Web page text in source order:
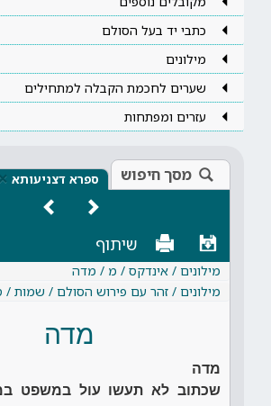
כתבי יד בעל הסולם
מילונים
שערים לחכמת הקבלה למתחילים
עזרים ומפתחות
מסך חיפוש ספרא דצניעותא
שיתוף
מילונים / אינדקס / מ / מדה
מילונים / זהר עם פירוש הסולם / שמות /
מדה
מדה
שכתוב לא תעשו עול במשפט